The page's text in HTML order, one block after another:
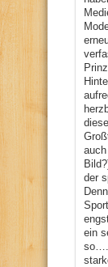
der
ein